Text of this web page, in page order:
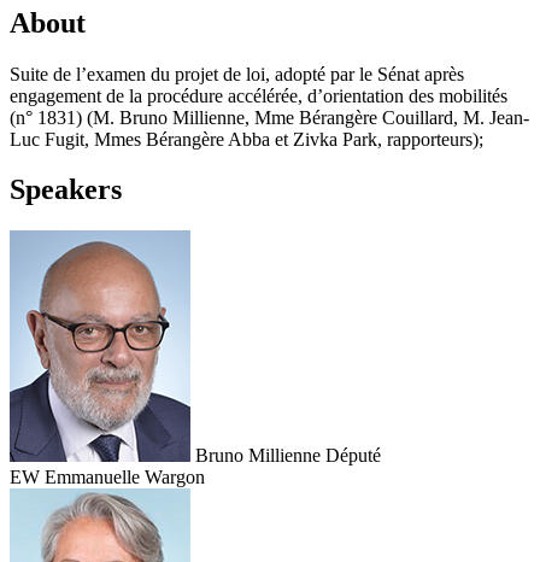
About
Suite de l’examen du projet de loi, adopté par le Sénat après
engagement de la procédure accélérée, d’orientation des mobilités
(n° 1831) (M. Bruno Millienne, Mme Bérangère Couillard, M. Jean-
Luc Fugit, Mmes Bérangère Abba et Zivka Park, rapporteurs);
Speakers
Bruno Millienne Député
EW Emmanuelle Wargon